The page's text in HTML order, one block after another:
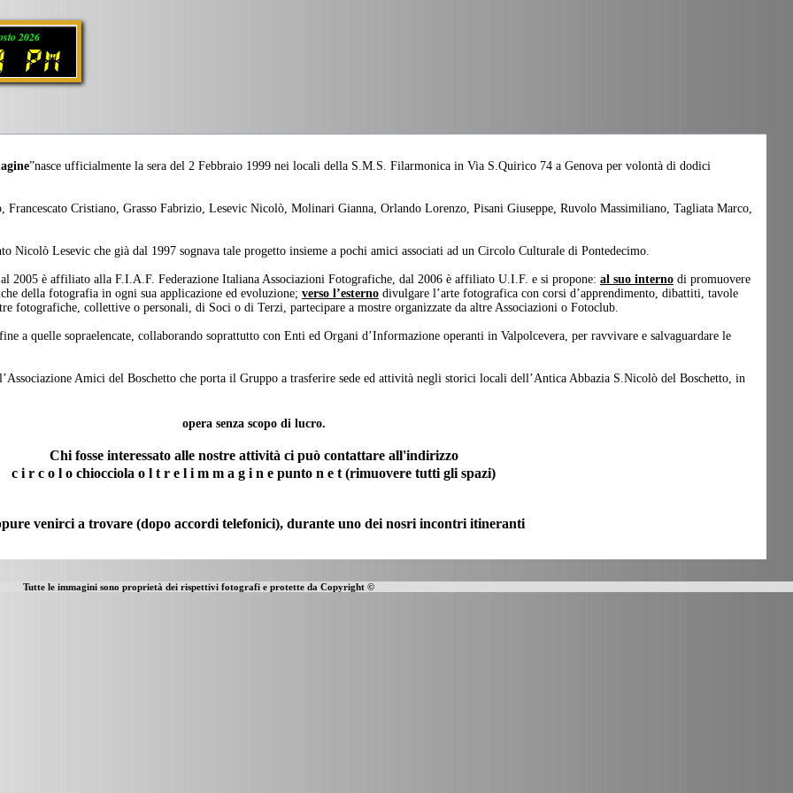
2026
PM
”nasce ufficialmente la sera del 2 Febbraio 1999 nei locali della S.M.S. Filarmonica in Via S.Quirico 74 a Genova per volontà di dodici
Cristiano, Grasso Fabrizio, Lesevic Nicolò, Molinari Gianna, Orlando Lorenzo, Pisani Giuseppe, Ruvolo Massimiliano, Tagliata Marco,
Nicolò Lesevic che già dal 1997 sognava tale progetto insieme a pochi amici associati ad un Circolo Culturale di Pontedecimo.
2005 è affiliato alla F.I.A.F. Federazione Italiana Associazioni Fotografiche, dal 2006 è affiliato U.I.F. e si propone: al suo interno di promuovere
della fotografia in ogni sua applicazione ed evoluzione; verso l’esterno divulgare l’arte fotografica con corsi d’apprendimento, dibattiti, tavole
fotografiche, collettive o personali, di Soci o di Terzi, partecipare a mostre organizzate da altre Associazioni o Fotoclub.
a quelle sopraelencate, collaborando soprattutto con Enti ed Organi d’Informazione operanti in Valpolcevera, per ravvivare e salvaguardare le
Amici del Boschetto che porta il Gruppo a trasferire sede ed attività negli storici locali dell’Antica Abbazia S.Nicolò del Boschetto, in
opera senza scopo di lucro.
Chi fosse interessato alle nostre attività ci può contattare all'indirizzo
c i r c o l o chiocciola o l t r e l i m m a g i n e punto n e t (rimuovere tutti gli spazi)
venirci a trovare (dopo accordi telefonici), durante uno dei nosri incontri itineranti
Tutte le immagini sono proprietà dei rispettivi fotografi e protette da Copyright ©